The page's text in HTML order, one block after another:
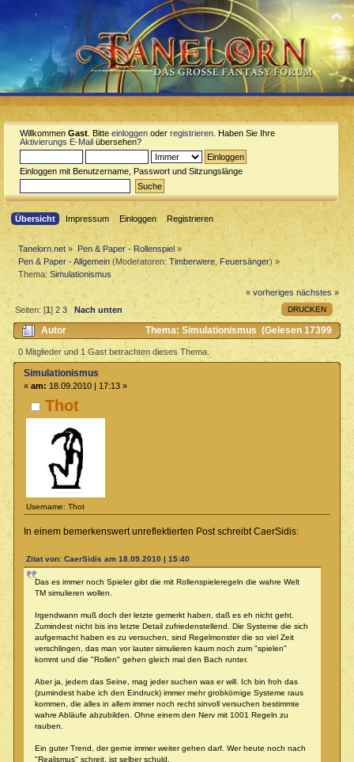
Willkommen Gast . Bitte einloggen oder registrieren . Haben Sie Ihre
Aktivierungs E-Mail übersehen?
Einloggen mit Benutzername, Passwort und Sitzungslänge
Übersicht Impressum Einloggen Registrieren
Tanelorn.net » Pen & Paper - Rollenspiel»
Pen & Paper - Allgemein(Moderatoren:Timberwere Feuersänger) »
Thema:Simulationismus
« vorheriges nächstes »
DRUCKEN
Seiten: [1]2 3 Nach unten
Autor
Thema: Simulationismus (Gelesen 17399
mal)
0 Mitglieder und 1 Gast betrachten dieses Thema.
Thot
Username: Thot
Simulationismus
« am: 18.09.2010 | 17:13 »
In einem bemerkenswert unreflektierten Post schreibt CaerSidis:
Zitat von: CaerSidis am 18.09.2010 | 15:40
Das es immer noch Spieler gibt die mit Rollenspieleregeln die wahre Welt
TM simulieren wollen.
Irgendwann muß doch der letzte gemerkt haben, daß es eh nicht geht.
Zumindest nicht bis ins letzte Detail zufriedenstellend. Die Systeme die sich
aufgemacht haben es zu versuchen, sind Regelmonster die so viel Zeit
verschlingen, das man vor lauter simulieren kaum noch zum "spielen"
kommt und die "Rollen" gehen gleich mal den Bach runter.
Aber ja, jedem das Seine, mag jeder suchen was er will. Ich bin froh das
(zumindest habe ich den Eindruck) immer mehr grobkörnige Systeme raus
kommen, die alles in allem immer noch recht sinvoll versuchen bestimmte
wahre Abläufe abzubilden. Ohne einem den Nerv mit 1001 Regeln zu
rauben.
Ein guter Trend, der gerne immer weiter gehen darf. Wer heute noch nach
"Realismus" schreit, ist selber schuld.